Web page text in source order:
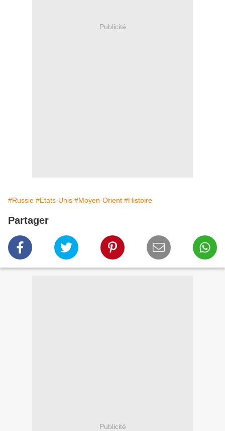
Publicité
#Russie #Etats-Unis #Moyen-Orient #Histoire
Partager
Publicité